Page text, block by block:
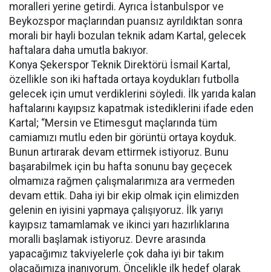
moralleri yerine getirdi. Ayrıca İstanbulspor ve
Beykozspor maçlarından puansız ayrıldıktan sonra
morali bir hayli bozulan teknik adam Kartal, gelecek
haftalara daha umutla bakıyor.
Konya Şekerspor Teknik Direktörü İsmail Kartal,
özellikle son iki haftada ortaya koydukları futbolla
gelecek için umut verdiklerini söyledi. İlk yarıda kalan
haftalarını kayıpsız kapatmak istediklerini ifade eden
Kartal; “Mersin ve Etimesgut maçlarında tüm
camiamızı mutlu eden bir görüntü ortaya koyduk.
Bunun artırarak devam ettirmek istiyoruz. Bunu
başarabilmek için bu hafta sonunu bay geçecek
olmamıza rağmen çalışmalarımıza ara vermeden
devam ettik. Daha iyi bir ekip olmak için elimizden
gelenin en iyisini yapmaya çalışıyoruz. İlk yarıyı
kayıpsız tamamlamak ve ikinci yarı hazırlıklarına
moralli başlamak istiyoruz. Devre arasında
yapacağımız takviyelerle çok daha iyi bir takım
olacağımıza inanıyorum. Öncelikle ilk hedef olarak